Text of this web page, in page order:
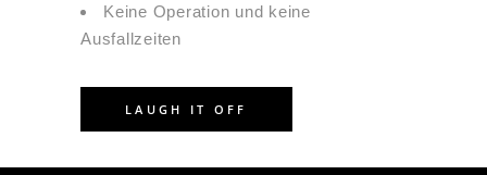
Keine Operation und keine
Ausfallzeiten
LAUGH IT OFF